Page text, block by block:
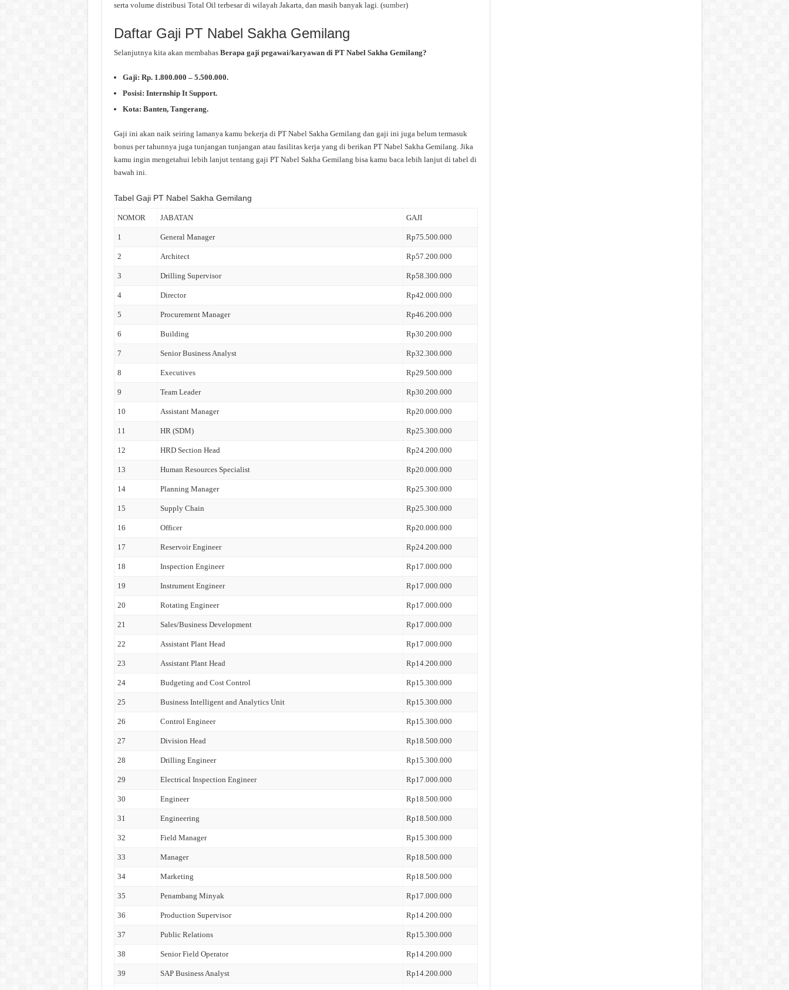
serta volume distribusi Total Oil terbesar di wilayah Jakarta, dan masih banyak lagi. (sumber)
Daftar Gaji PT Nabel Sakha Gemilang
Selanjutnya kita akan membahas Berapa gaji pegawai/karyawan di PT Nabel Sakha Gemilang?
Gaji: Rp. 1.800.000 – 5.500.000.
Posisi: Internship It Support.
Kota: Banten, Tangerang.
Gaji ini akan naik seiring lamanya kamu bekerja di PT Nabel Sakha Gemilang dan gaji ini juga belum termasuk
bonus per tahunnya juga tunjangan tunjangan atau fasilitas kerja yang di berikan PT Nabel Sakha Gemilang. Jika
kamu ingin mengetahui lebih lanjut tentang gaji PT Nabel Sakha Gemilang bisa kamu baca lebih lanjut di tabel di
bawah ini.
Tabel Gaji PT Nabel Sakha Gemilang
NOMOR JABATAN GAJI
1 General Manager Rp75.500.000
2 Architect Rp57.200.000
3 Drilling Supervisor Rp58.300.000
4 Director Rp42.000.000
5 Procurement Manager Rp46.200.000
6 Building Rp30.200.000
7 Senior Business Analyst Rp32.300.000
8 Executives Rp29.500.000
9 Team Leader Rp30.200.000
10 Assistant Manager Rp20.000.000
11 HR (SDM) Rp25.300.000
12 HRD Section Head Rp24.200.000
13 Human Resources Specialist Rp20.000.000
14 Planning Manager Rp25.300.000
15 Supply Chain Rp25.300.000
16 Officer Rp20.000.000
17 Reservoir Engineer Rp24.200.000
18 Inspection Engineer Rp17.000.000
19 Instrument Engineer Rp17.000.000
20 Rotating Engineer Rp17.000.000
21 Sales/Business Development Rp17.000.000
22 Assistant Plant Head Rp17.000.000
23 Assistant Plant Head Rp14.200.000
24 Budgeting and Cost Control Rp15.300.000
25 Business Intelligent and Analytics Unit Rp15.300.000
26 Control Engineer Rp15.300.000
27 Division Head Rp18.500.000
28 Drilling Engineer Rp15.300.000
29 Electrical Inspection Engineer Rp17.000.000
30 Engineer Rp18.500.000
31 Engineering Rp18.500.000
32 Field Manager Rp15.300.000
33 Manager Rp18.500.000
34 Marketing Rp18.500.000
35 Penambang Minyak Rp17.000.000
36 Production Supervisor Rp14.200.000
37 Public Relations Rp15.300.000
38 Senior Field Operator Rp14.200.000
39 SAP Business Analyst Rp14.200.000